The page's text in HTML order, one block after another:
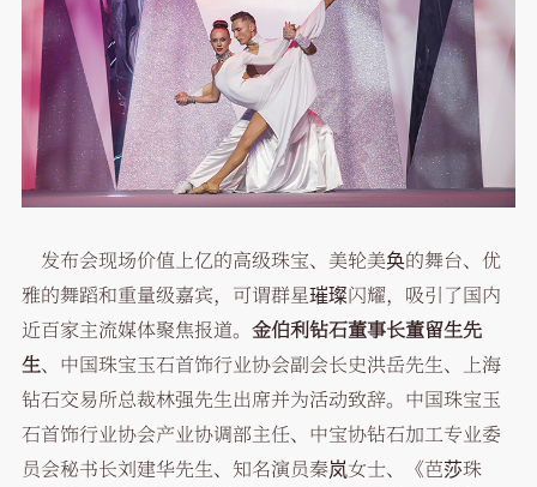
发布会现场价值上亿的高级珠宝、美轮美奂的舞台、优
雅的舞蹈和重量级嘉宾，可谓群星璀璨闪耀，吸引了国内
近百家主流媒体聚焦报道。 金伯利钻石董事长董留生先
生、中国珠宝玉石首饰行业协会副会长史洪岳先生、上海
钻石交易所总裁林强先生出席并为活动致辞。中国珠宝玉
石首饰行业协会产业协调部主任、中宝协钻石加工专业委
员会秘书长刘建华先生、知名演员秦岚女士、《芭莎珠